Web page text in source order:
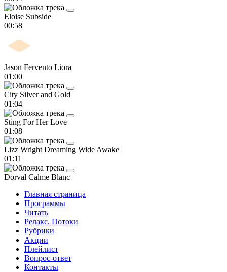
Eloise Subside
00:58
Jason Fervento Liora
01:00
City Silver and Gold
01:04
Sting For Her Love
01:08
Lizz Wright Dreaming Wide Awake
01:11
Dorval Calme Blanc
Главная страница
Программы
Читать
Релакс. Потоки
Рубрики
Акции
Плейлист
Вопрос-ответ
Контакты